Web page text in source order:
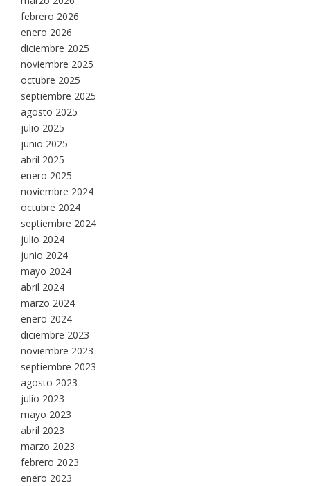
febrero 2026
enero 2026
diciembre 2025
noviembre 2025
octubre 2025
septiembre 2025
agosto 2025
julio 2025
junio 2025
abril 2025
enero 2025
noviembre 2024
octubre 2024
septiembre 2024
julio 2024
junio 2024
mayo 2024
abril 2024
marzo 2024
enero 2024
diciembre 2023
noviembre 2023
septiembre 2023
agosto 2023
julio 2023
mayo 2023
abril 2023
marzo 2023
febrero 2023
enero 2023